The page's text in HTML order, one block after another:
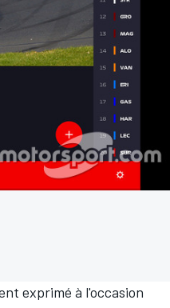
exprimé à l'occasion